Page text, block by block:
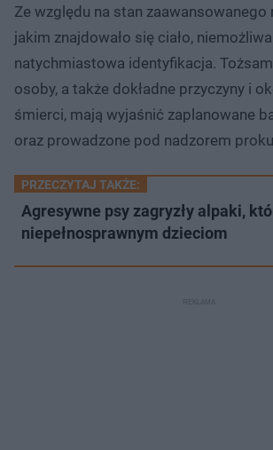
Ze względu na stan zaawansowanego
jakim znajdowało się ciało, niemożliwa
natychmiastowa identyfikacja.
osoby, a także dokładne przyczyny i
śmierci, mają wyjaśnić zaplanowane
oraz prowadzone pod nadzorem
PRZECZYTAJ TAKŻE:
Agresywne psy zagryzły alpaki,
niepełnosprawnym dzieciom